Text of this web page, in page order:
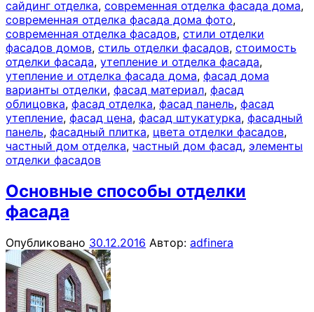
сайдинг отделка, современная отделка фасада дома,
современная отделка фасада дома фото,
современная отделка фасадов, стили отделки
фасадов домов, стиль отделки фасадов, стоимость
отделки фасада, утепление и отделка фасада,
утепление и отделка фасада дома, фасад дома
варианты отделки, фасад материал, фасад
облицовка, фасад отделка, фасад панель, фасад
утепление, фасад цена, фасад штукатурка, фасадный
панель, фасадный плитка, цвета отделки фасадов,
частный дом отделка, частный дом фасад, элементы
отделки фасадов
Основные способы отделки
фасада
Опубликовано 30.12.2016 Автор: adfinera